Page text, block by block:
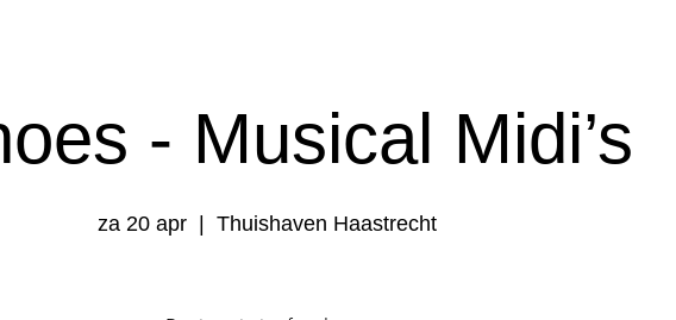
- Musical Midi’s
za 20 apr
  |
Thuishaven Haastrecht